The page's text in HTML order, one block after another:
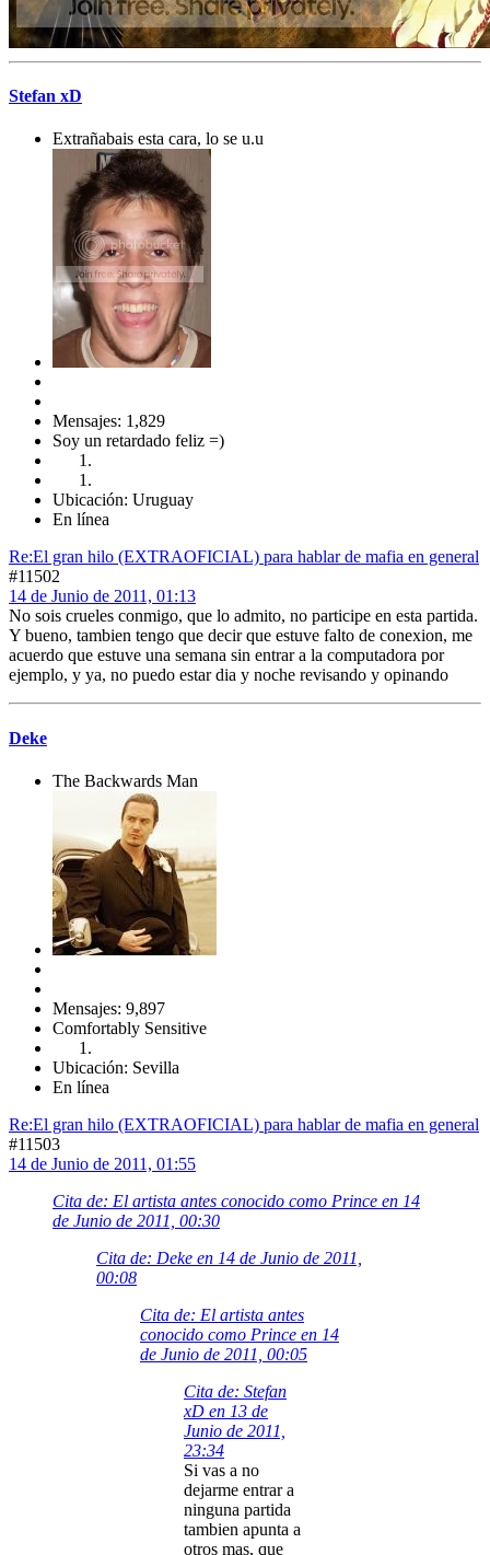
Stefan xD
Extrañabais esta cara, lo se u.u
Mensajes: 1,829
Soy un retardado feliz =)
Ubicación: Uruguay
En línea
Re:El gran hilo (EXTRAOFICIAL) para hablar de mafia en general
#11502
14 de Junio de 2011, 01:13
No sois crueles conmigo, que lo admito, no participe en esta partida.
Y bueno, tambien tengo que decir que estuve falto de conexion, me
acuerdo que estuve una semana sin entrar a la computadora por
ejemplo, y ya, no puedo estar dia y noche revisando y opinando
Deke
The Backwards Man
Mensajes: 9,897
Comfortably Sensitive
Ubicación: Sevilla
En línea
Re:El gran hilo (EXTRAOFICIAL) para hablar de mafia en general
#11503
14 de Junio de 2011, 01:55
Cita de: El artista antes conocido como Prince en 14
de Junio de 2011, 00:30
Cita de: Deke en 14 de Junio de 2011,
00:08
Cita de: El artista antes
conocido como Prince en 14
de Junio de 2011, 00:05
Cita de: Stefan
xD en 13 de
Junio de 2011,
23:34
Si vas a no
dejarme entrar a
ninguna partida
tambien apunta a
otros mas, que